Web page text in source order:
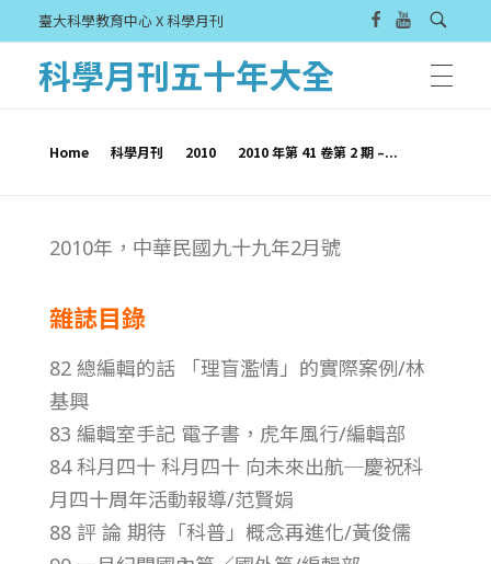
臺大科學教育中心 X 科學月刊
科學月刊五十年大全
Home 科學月刊 2010 2010 年第 41 卷第 2 期 –...
2
1
0
年
第
2010年，中華民國九十九年2月號
雜誌目錄
82 總編輯的話 「理盲濫情」的實際案例/林
基興
83 編輯室手記 電子書，虎年風行/編輯部
84 科月四十 科月四十 向未來出航─慶祝科
月四十周年活動報導/范賢娟
88 評 論 期待「科普」概念再進化/黃俊儒